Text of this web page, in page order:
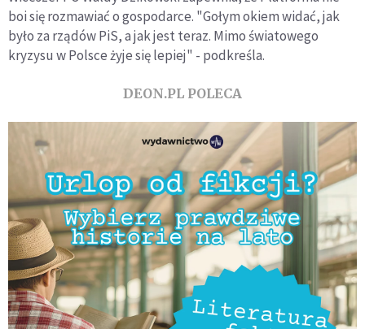
boi się rozmawiać o gospodarce. "Gołym okiem widać, jak
było za rządów PiS, a jak jest teraz. Mimo światowego
kryzysu w Polsce żyje się lepiej" - podkreśla.
DEON.PL POLECA